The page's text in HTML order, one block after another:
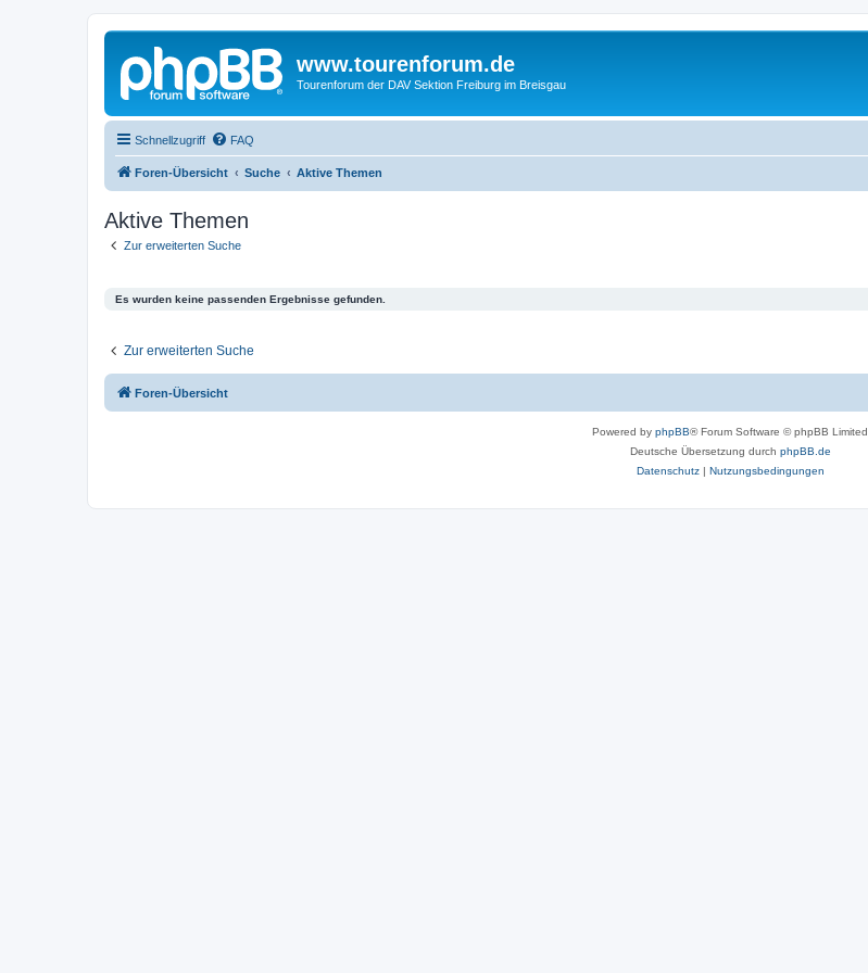
www.tourenforum.de
Tourenforum der DAV Sektion Freiburg im Breisgau
Schnellzugriff FAQ
Foren-Übersicht Suche Aktive Themen
Aktive Themen
Zur erweiterten Suche
Es wurden keine passenden Ergebnisse gefunden.
Zur erweiterten Suche
Foren-Übersicht
Powered by phpBB® Forum Software © phpBB Limited
Deutsche Übersetzung durch phpBB.de
Datenschutz| Nutzungsbedingungen